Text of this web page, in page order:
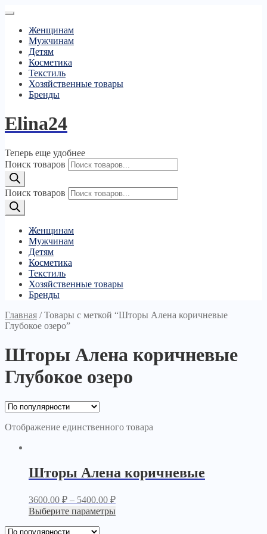
Женщинам
Мужчинам
Детям
Косметика
Текстиль
Хозяйственные товары
Бренды
Elina24
Теперь еще удобнее
Поиск товаров
Поиск товаров
Женщинам
Мужчинам
Детям
Косметика
Текстиль
Хозяйственные товары
Бренды
Главная /Товары с меткой “Шторы Алена коричневые
Глубокое озеро”
Шторы Алена коричневые
Глубокое озеро
Отображение единственного товара
Шторы Алена коричневые
3600.00 ₽ – 5400.00 ₽
Выберите параметры